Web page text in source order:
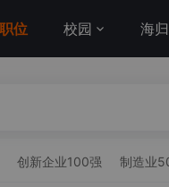
职位 校园 海归
创新企业100强 制造业